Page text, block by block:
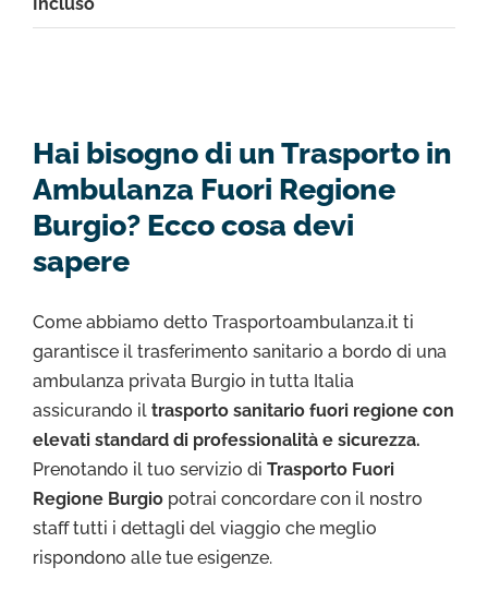
Hai bisogno di un Trasporto in
Ambulanza Fuori Regione
Burgio? Ecco cosa devi
sapere
Come abbiamo detto Trasportoambulanza.it ti
garantisce il trasferimento sanitario a bordo di una
ambulanza privata Burgio in tutta Italia
assicurando il trasporto sanitario fuori regione con
elevati standard di professionalità e sicurezza.
Prenotando il tuo servizio di Trasporto Fuori
Regione Burgio potrai concordare con il nostro
staff tutti i dettagli del viaggio che meglio
rispondono alle tue esigenze.